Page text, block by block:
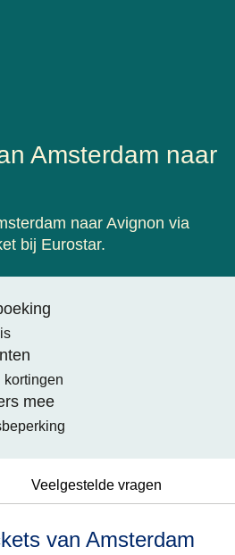
Amsterdam naar
naar Avignon via
bij Eurostar.
kortingen
mee
Veelgestelde vragen
van Amsterdam